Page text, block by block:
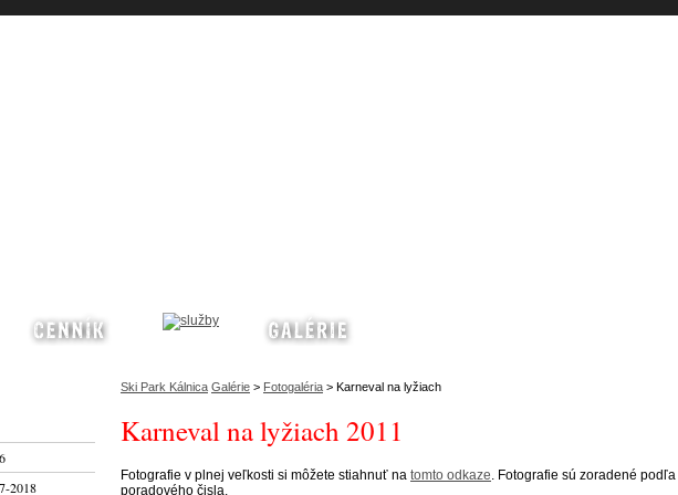
2018
Ski Park Kálnica Galérie > Fotogaléria > Karneval na lyžiach
Karneval na lyžiach 2011
Fotografie v plnej veľkosti si môžete stiahnuť na tomto odkaze . Fotografie sú zoradené
poradového čisla.